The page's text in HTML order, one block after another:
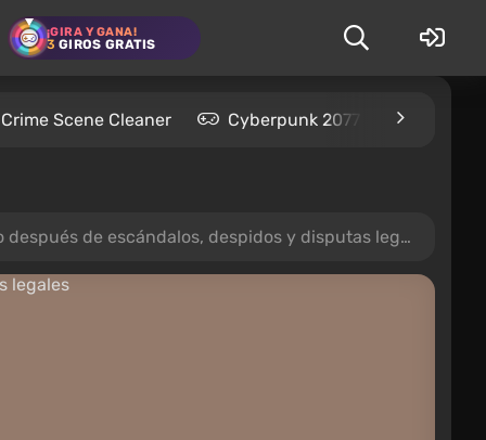
¡GIRA Y GANA!
3 GIROS GRATIS
Crime Scene Cleaner Cyberpunk 2077
de escándalos, despidos y disputas legales